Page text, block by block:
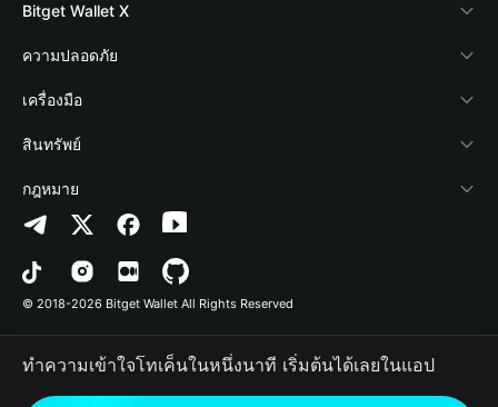
Blog
Academy
ข่าวสารด้านคริปโต
ศูนย์ช่วยเหลือ
ติดต่อเรา
ทรัพยากรข้อมูลของแบรนด์
อาชีพ
Crypto Card
Stablecoin Earn
Payfi Crypto
Crypto Swap API
Altcoin Season Index
Prediction Markets
DApp
RWA
Bitget Wallet X
นักพัฒนา
เชื่อมต่อ Wallet
Bitget Wallet Pay
ลิสต์โปรเจกต์
ความปลอดภัย
Protection Fund
เทคโนโลยีความปลอดภัย
เครื่องมือ
ซื้อคริปโต
การตรวจจับการอนุญาต
การตรวจจับสัญญา
การโอนเป็นชุด
สินทรัพย์
Arbitrum
Avalanche
Bitcoin
Polygon
กฎหมาย
นโยบายความเป็นส่วนตัว
ข้อตกลงในการใช้บริการ
© 2018-2026 Bitget Wallet All Rights Reserved
ทำความเข้าใจโทเค็นในหนึ่งนาที เริ่มต้นได้เลยในแอป